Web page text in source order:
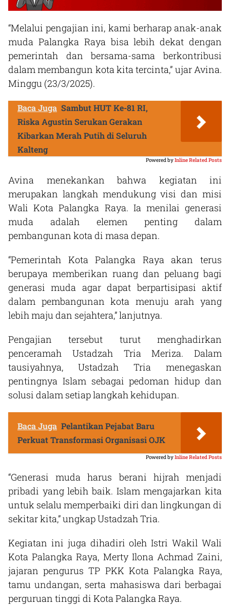
“Melalui pengajian ini, kami berharap anak-anak
muda Palangka Raya bisa lebih dekat dengan
pemerintah dan bersama-sama berkontribusi
dalam membangun kota kita tercinta,” ujar Avina.
Minggu (23/3/2025).
Baca Juga Sambut HUT Ke-81 RI,
Riska Agustin Serukan Gerakan
Kibarkan Merah Putih di Seluruh
Kalteng
Powered byInline Related Posts
Avina menekankan bahwa kegiatan ini
merupakan langkah mendukung visi dan misi
Wali Kota Palangka Raya. Ia menilai generasi
muda adalah elemen penting dalam
pembangunan kota di masa depan.
“Pemerintah Kota Palangka Raya akan terus
berupaya memberikan ruang dan peluang bagi
generasi muda agar dapat berpartisipasi aktif
dalam pembangunan kota menuju arah yang
lebih maju dan sejahtera,” lanjutnya.
Pengajian tersebut turut menghadirkan
penceramah Ustadzah Tria Meriza. Dalam
tausiyahnya, Ustadzah Tria menegaskan
pentingnya Islam sebagai pedoman hidup dan
solusi dalam setiap langkah kehidupan.
Baca Juga Pelantikan Pejabat Baru
Perkuat Transformasi Organisasi OJK
Powered byInline Related Posts
“Generasi muda harus berani hijrah menjadi
pribadi yang lebih baik. Islam mengajarkan kita
untuk selalu memperbaiki diri dan lingkungan di
sekitar kita,” ungkap Ustadzah Tria.
Kegiatan ini juga dihadiri oleh Istri Wakil Wali
Kota Palangka Raya, Merty Ilona Achmad Zaini,
jajaran pengurus TP PKK Kota Palangka Raya,
tamu undangan, serta mahasiswa dari berbagai
perguruan tinggi di Kota Palangka Raya.